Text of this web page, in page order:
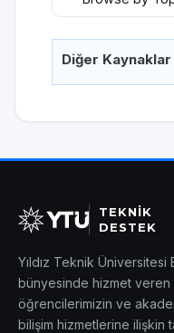
Diğer Kaynaklar
TEKNİK
DESTEK
Yıldız Teknik Üniversitesi
bünyesinde hizmet
öğrencilerimizin ve
bilişim hizmetlerine ilişkin